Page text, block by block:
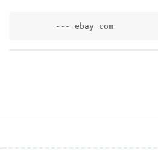
        --- ebay com